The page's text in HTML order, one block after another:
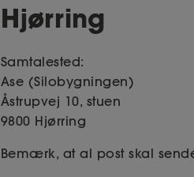
Hjørring
Samtalested:
Ase (Silobygningen)
Åstrupvej 10, stuen
9800 Hjørring
Bemærk, at al post skal